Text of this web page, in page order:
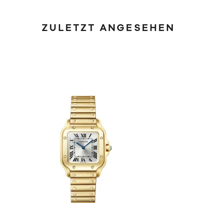
ZULETZT ANGESEHEN